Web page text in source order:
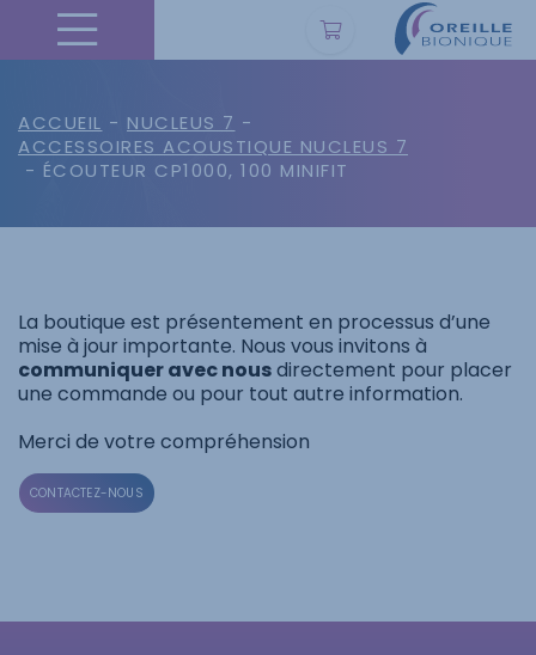
ACCUEIL - NUCLEUS 7 -
ACCESSOIRES ACOUSTIQUE NUCLEUS 7
- ÉCOUTEUR CP1000, 100 MINIFIT
La boutique est présentement en processus d’une
mise à jour importante. Nous vous invitons à
communiquer avec nousdirectement pour placer
une commande ou pour tout autre information.
Merci de votre compréhension
CONTACTEZ-NOUS